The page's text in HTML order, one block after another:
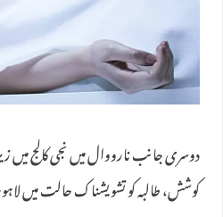
دوسری جانب نارووال میں نجی کالج میں
کوشش، طالبہ کو تشویشناک حالت میں